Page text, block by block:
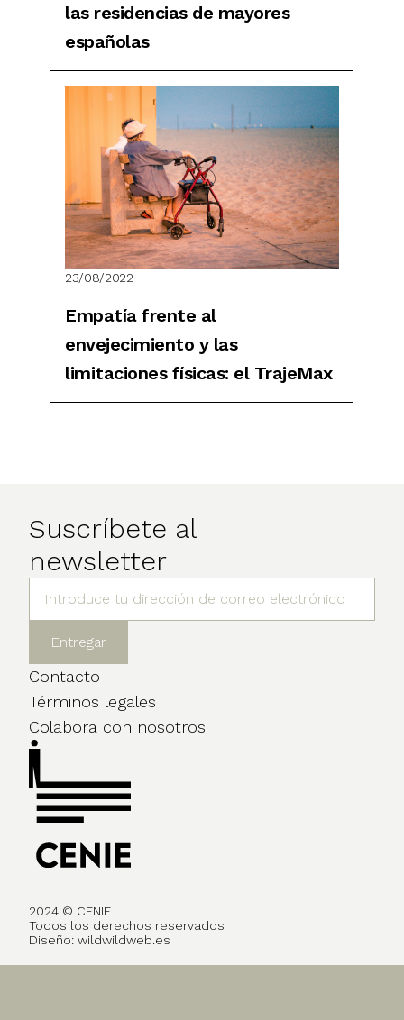
las residencias de mayores
españolas
23/08/2022
Empatía frente al
envejecimiento y las
limitaciones físicas: el TrajeMax
Suscríbete al
newsletter
Contacto
Términos legales
Colabora con nosotros
2024 © CENIE
Todos los derechos reservados
Diseño: wildwildweb.es